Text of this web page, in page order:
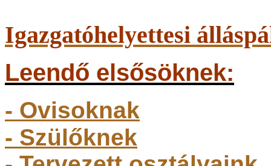
Igazgatóhelyettesi
Leendő elsősöknek:
- Ovisoknak
- Szülőknek